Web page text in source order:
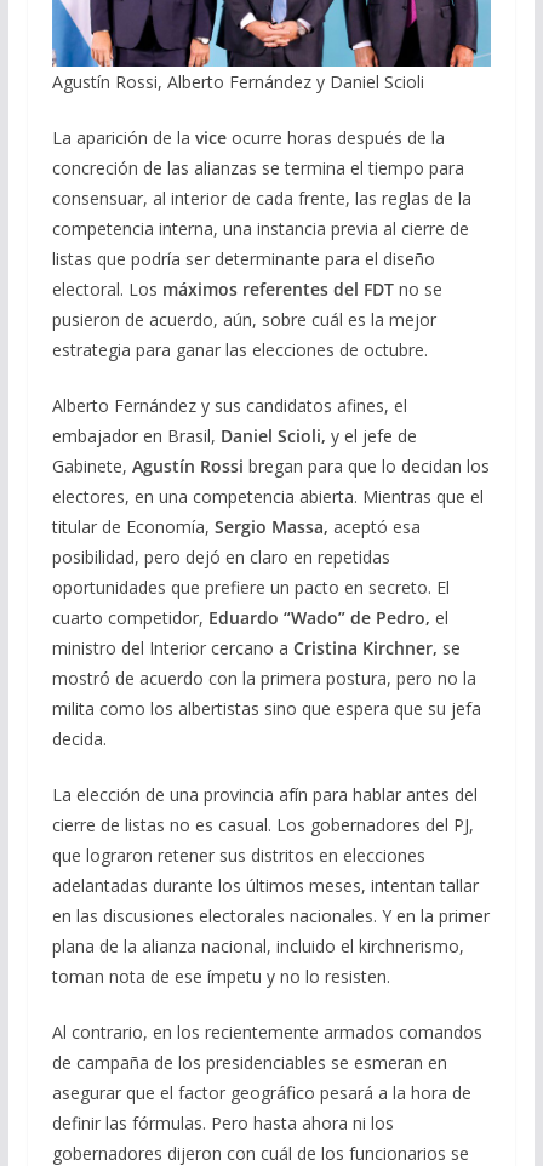
Agustín Rossi, Alberto Fernández y Daniel Scioli
La aparición de la viceocurre horas después de la
concreción de las alianzas se termina el tiempo para
consensuar, al interior de cada frente, las reglas de la
competencia interna, una instancia previa al cierre de
listas que podría ser determinante para el diseño
electoral. Los máximos referentes del FDTno se
pusieron de acuerdo, aún, sobre cuál es la mejor
estrategia para ganar las elecciones de octubre.
Alberto Fernández y sus candidatos afines, el
embajador en Brasil, Daniel Scioli, y el jefe de
Gabinete, Agustín Rossi bregan para que lo decidan los
electores, en una competencia abierta. Mientras que el
titular de Economía, Sergio Massa, aceptó esa
posibilidad, pero dejó en claro en repetidas
oportunidades que prefiere un pacto en secreto. El
cuarto competidor, Eduardo “Wado” de Pedro, el
ministro del Interior cercano a Cristina Kirchner, se
mostró de acuerdo con la primera postura, pero no la
milita como los albertistas sino que espera que su jefa
decida.
La elección de una provincia afín para hablar antes del
cierre de listas no es casual. Los gobernadores del PJ,
que lograron retener sus distritos en elecciones
adelantadas durante los últimos meses, intentan tallar
en las discusiones electorales nacionales. Y en la primer
plana de la alianza nacional, incluido el kirchnerismo,
toman nota de ese ímpetu y no lo resisten.
Al contrario, en los recientemente armados comandos
de campaña de los presidenciables se esmeran en
asegurar que el factor geográfico pesará a la hora de
definir las fórmulas. Pero hasta ahora ni los
gobernadores dijeron con cuál de los funcionarios se